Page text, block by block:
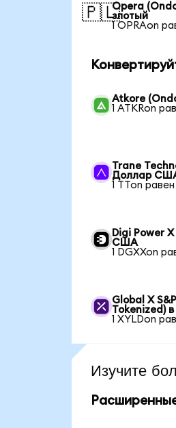
🇵🇱Opera
злотый
1 OPRAon
Atkore
1 ATKRon
Trane
Доллар
1 TTon
Digi Power
США
1 DGXXon
Global X
Tokenized)
1 XYLDon
Изучите